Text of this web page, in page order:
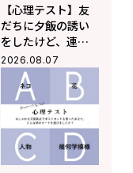
【心理テスト】友
だちに夕飯の誘い
をしたけど、連絡
がこない！ そんな
ときあなたはどう
する？ 「あなたの
精神年齢」がわか
る！
2026.08.07